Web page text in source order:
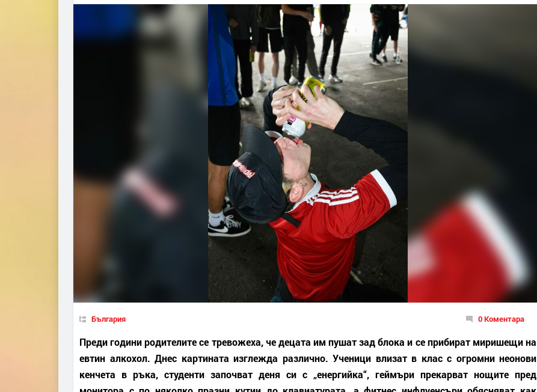
България 0 Коментара
Преди години родителите се тревожеха, че децата им пушат зад блока и се прибират миришещи на
евтин алкохол. Днес картината изглежда различно. Ученици влизат в клас с огромни неонови
кенчета в ръка, студенти започват деня си с „енергийка“, геймъри прекарват нощите пред